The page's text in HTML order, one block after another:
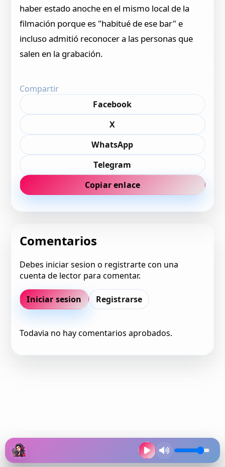
haber estado anoche en el mismo local de la
filmación porque es "habitué de ese bar" e
incluso admitió reconocer a las personas que
salen en la grabación.
Compartir
Facebook
X
WhatsApp
Telegram
Copiar enlace
Comentarios
Debes iniciar sesion o registrarte con una
cuenta de lector para comentar.
Iniciar sesion Registrarse
Todavia no hay comentarios aprobados.